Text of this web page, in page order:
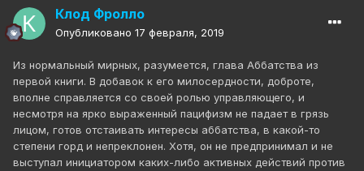
Клод Фролло
Опубликовано 17 февраля, 2019
Из нормальный мирных, разумеется, глава Аббатства из
первой книги. В добавок к его милосердности, доброте,
вполне справляется со своей ролью управляющего, и
несмотря на ярко выраженный пацифизм не падает в грязь
лицом, готов отстаивать интересы аббатства, в какой-то
степени горд и непреклонен. Хотя, он не предпринимал и не
выступал инициатором каких-либо активных действий против